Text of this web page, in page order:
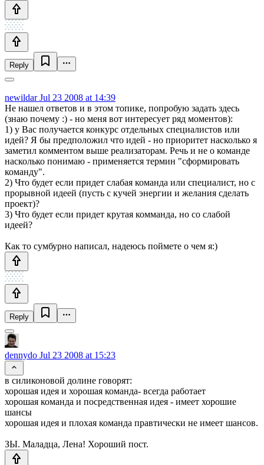
Reply
newildarJul 23 2008 at 14:39
Не нашел ответов и в этом топике, попробую задать здесь
(знаю почему :) - но меня вот интересует ряд моментов):
1) у Вас получается конкурс отдельных специалистов или
идей? Я бы предположил что идей - но приоритет насколько я
заметил комментом выше реализаторам. Речь и не о команде
насколько понимаю - применяется термин "сформировать
команду".
2) Что будет если придет слабая команда или специалист, но с
прорывной идеей (пусть с кучей энергии и желания сделать
проект)?
3) Что будет если придет крутая комманда, но со слабой
идеей?
Как то сумбурно написал, надеюсь поймете о чем я:)
Reply
dennydo Jul 23 2008 at 15:23
в силиконовой долине говорят:
хорошая идея и хорошая команда- всегда работает
хорошая команда и посредственная идея - имеет хорошие
шансы
хорошая идея и плохая команда правтически не имеет шансов.
ЗЫ. Маладца, Лена! Хороший пост.